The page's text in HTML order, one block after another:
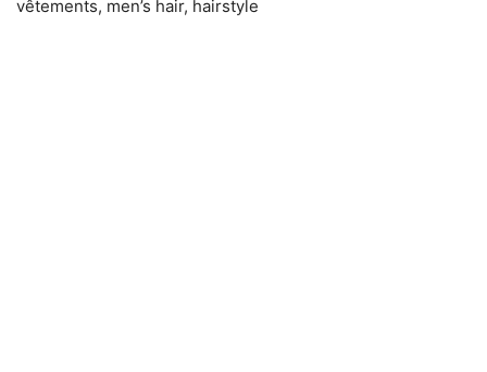
vêtements, men’s hair, hairstyle